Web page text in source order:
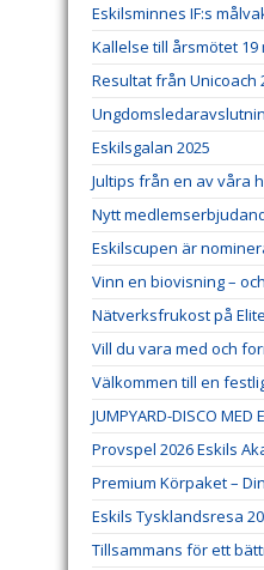
Eskilsminnes IF:s
Kallelse till årsmötet 19
Resultat från Unicoach
Eskilsgalan 2025
Jultips från en av våra
Nytt
Eskilscupen är
Vinn en biovisning –
Nätverksfrukost på
Vill du vara med och
Välkommen till en
JUMPYARD-DISCO MED
Provspel 2026 Eskils
Premium Körpaket –
Eskils Tysklandsresa
Tillsammans för ett